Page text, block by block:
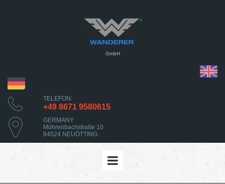
GmbH
TELEFON:
+49 8671 9580615
GERMANY
Möhrenbachstraße 10
84524 NEUÖTTING